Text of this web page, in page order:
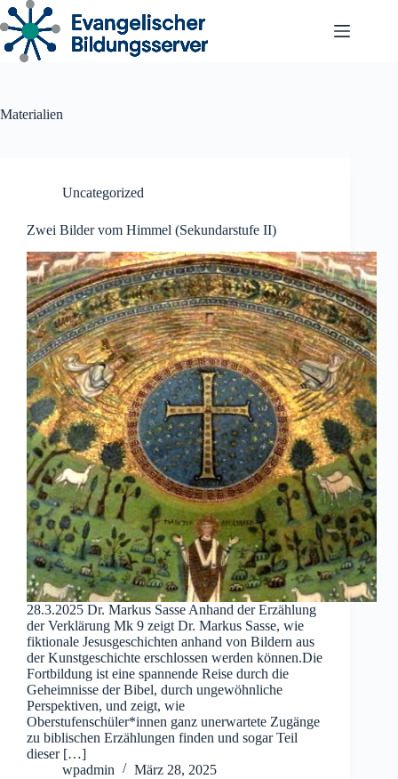
Zum
Inhalt
springen
Materialien
Uncategorized
Zwei Bilder vom Himmel (Sekundarstufe II)
28.3.2025 Dr. Markus Sasse Anhand der Erzählung
der Verklärung Mk 9 zeigt Dr. Markus Sasse, wie
fiktionale Jesusgeschichten anhand von Bildern aus
der Kunstgeschichte erschlossen werden können.Die
Fortbildung ist eine spannende Reise durch die
Geheimnisse der Bibel, durch ungewöhnliche
Perspektiven, und zeigt, wie
Oberstufenschüler*innen ganz unerwartete Zugänge
zu biblischen Erzählungen finden und sogar Teil
dieser […]
wpadmin
März 28, 2025